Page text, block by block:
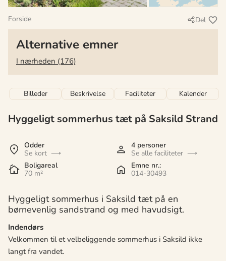
Forside Del
Alternative emner
I nærheden (176)
Billeder Beskrivelse Faciliteter Kalender
Hyggeligt sommerhus tæt på Saksild Strand
Odder
Se kort
4 personer
Se alle faciliteter
Boligareal
70 m²
Emne nr.:
014-30493
Hyggeligt sommerhus i Saksild tæt på en
børnevenlig sandstrand og med havudsigt.
Indendørs
Velkommen til et velbeliggende sommerhus i Saksild ikke
langt fra vandet.